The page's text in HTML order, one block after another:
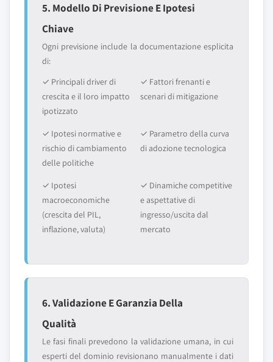
5. Modello Di Previsione E Ipotesi
Chiave
Ogni previsione include la documentazione esplicita
di:
✓ Principali driver di
crescita e il loro impatto
ipotizzato
✓ Fattori frenanti e
scenari di mitigazione
✓ Ipotesi normative e
rischio di cambiamento
delle politiche
✓ Parametro della curva
di adozione tecnologica
✓ Ipotesi
macroeconomiche
(crescita del PIL,
inflazione, valuta)
✓ Dinamiche competitive
e aspettative di
ingresso/uscita dal
mercato
6. Validazione E Garanzia Della
Qualità
Le fasi finali prevedono la validazione umana, in cui
esperti del dominio revisionano manualmente i dati